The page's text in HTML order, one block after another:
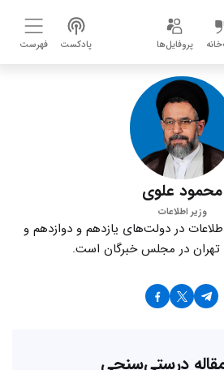
پروفایل‌ها پادکست فهرست
محمود علوی
وزیر اطلاعات
در دولت‌های یازدهم و دوازدهم و
تهران در مجلس خبرگان است.